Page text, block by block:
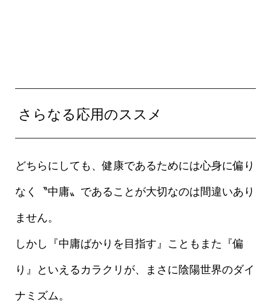
さらなる応用のススメ
どちらにしても、健康であるためには心身に偏り
なく〝中庸〟であることが大切なのは間違いあり
ません。
しかし『中庸ばかりを目指す』こともまた『偏
り』といえるカラクリが、まさに陰陽世界のダイ
ナミズム。